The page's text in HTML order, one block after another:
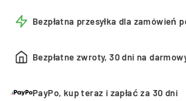
Bezpłatna przesyłka dla zamówień
Bezpłatne zwroty, 30 dni na
PayPo, kup teraz i zapłać za 30 dni